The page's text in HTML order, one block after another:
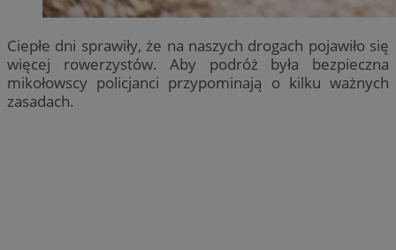
Ciepłe dni sprawiły, że na naszych drogach pojawiło się
więcej rowerzystów. Aby podróż była bezpieczna
mikołowscy policjanci przypominają o kilku ważnych
zasadach.